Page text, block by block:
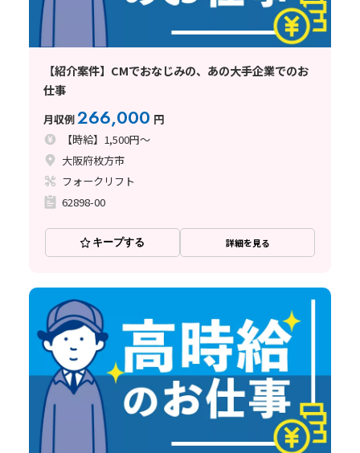
【紹介案件】CMでおなじみの、あの大手企業でのお
仕事
月収例266,000 円
【時給】1,500円～
大阪府枚方市
フォークリフト
62898-00
キープする 詳細を見る